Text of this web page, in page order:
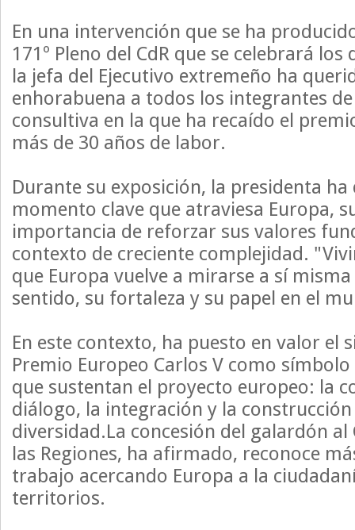
En una intervención que se ha
171º Pleno del CdR que se celebrará los
la jefa del Ejecutivo extremeño ha
enhorabuena a todos los integrantes
consultiva en la que ha recaído el
más de 30 años de labor.
Durante su exposición, la presidenta ha
momento clave que atraviesa Europa,
importancia de reforzar sus valores
contexto de creciente complejidad.
que Europa vuelve a mirarse a sí
sentido, su fortaleza y su papel en el
En este contexto, ha puesto en valor el
Premio Europeo Carlos V como
que sustentan el proyecto europeo: la
diálogo, la integración y la
diversidad.La concesión del galardón al
las Regiones, ha afirmado, reconoce
trabajo acercando Europa a la
territorios.